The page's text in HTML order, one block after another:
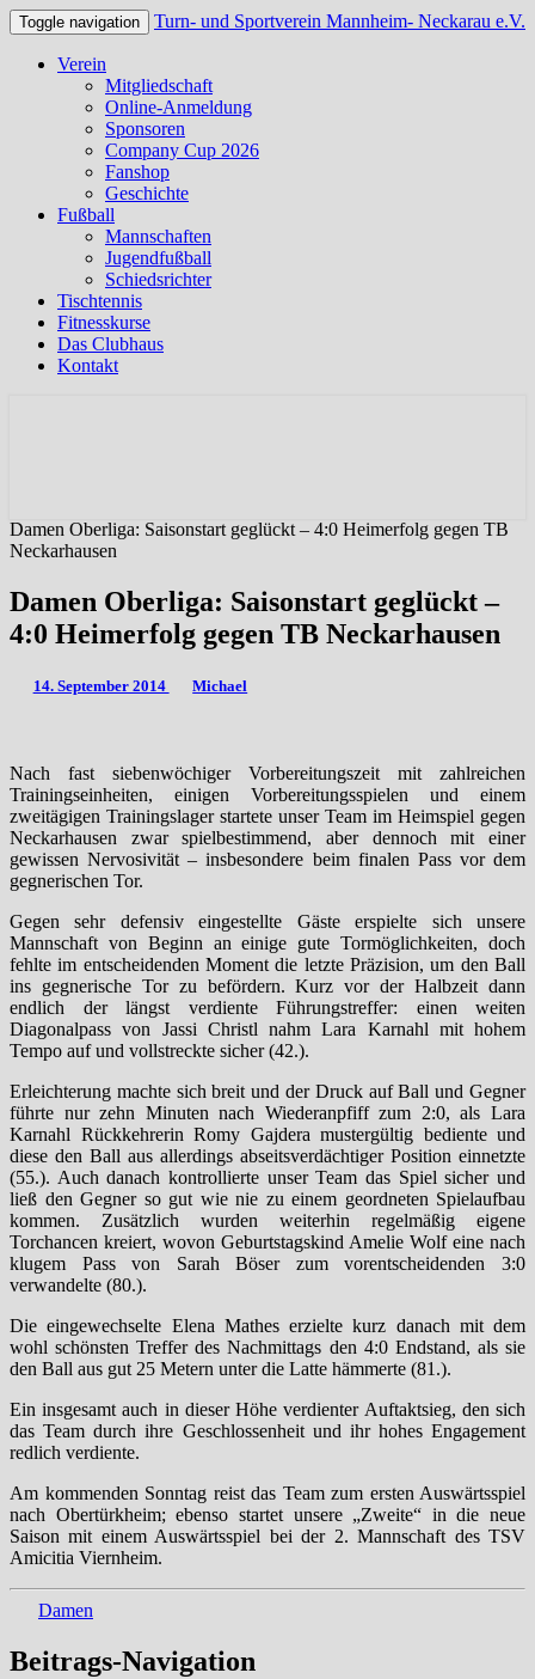
Toggle navigation Turn- und Sportverein Mannheim- Neckarau e.V.
Verein
Mitgliedschaft
Online-Anmeldung
Sponsoren
Company Cup 2026
Fanshop
Geschichte
Fußball
Mannschaften
Jugendfußball
Schiedsrichter
Tischtennis
Fitnesskurse
Das Clubhaus
Kontakt
Damen Oberliga: Saisonstart geglückt – 4:0 Heimerfolg gegen TB
Neckarhausen
Damen Oberliga: Saisonstart geglückt –
4:0 Heimerfolg gegen TB Neckarhausen
14. September 2014 Michael
Nach fast siebenwöchiger Vorbereitungszeit mit zahlreichen
Trainingseinheiten, einigen Vorbereitungsspielen und einem
zweitägigen Trainingslager startete unser Team im Heimspiel gegen
Neckarhausen zwar spielbestimmend, aber dennoch mit einer
gewissen Nervosivität – insbesondere beim finalen Pass vor dem
gegnerischen Tor.
Gegen sehr defensiv eingestellte Gäste erspielte sich unsere
Mannschaft von Beginn an einige gute Tormöglichkeiten, doch
fehlte im entscheidenden Moment die letzte Präzision, um den Ball
ins gegnerische Tor zu befördern. Kurz vor der Halbzeit dann
endlich der längst verdiente Führungstreffer: einen weiten
Diagonalpass von Jassi Christl nahm Lara Karnahl mit hohem
Tempo auf und vollstreckte sicher (42.).
Erleichterung machte sich breit und der Druck auf Ball und Gegner
führte nur zehn Minuten nach Wiederanpfiff zum 2:0, als Lara
Karnahl Rückkehrerin Romy Gajdera mustergültig bediente und
diese den Ball aus allerdings abseitsverdächtiger Position einnetzte
(55.). Auch danach kontrollierte unser Team das Spiel sicher und
ließ den Gegner so gut wie nie zu einem geordneten Spielaufbau
kommen. Zusätzlich wurden weiterhin regelmäßig eigene
Torchancen kreiert, wovon Geburtstagskind Amelie Wolf eine nach
klugem Pass von Sarah Böser zum vorentscheidenden 3:0
verwandelte (80.).
Die eingewechselte Elena Mathes erzielte kurz danach mit dem
wohl schönsten Treffer des Nachmittags den 4:0 Endstand, als sie
den Ball aus gut 25 Metern unter die Latte hämmerte (81.).
Ein insgesamt auch in dieser Höhe verdienter Auftaktsieg, den sich
das Team durch ihre Geschlossenheit und ihr hohes Engagement
redlich verdiente.
Am kommenden Sonntag reist das Team zum ersten Auswärtsspiel
nach Obertürkheim; ebenso startet unsere „Zweite“ in die neue
Saison mit einem Auswärtsspiel bei der 2. Mannschaft des TSV
Amicitia Viernheim.
Damen
Beitrags-Navigation